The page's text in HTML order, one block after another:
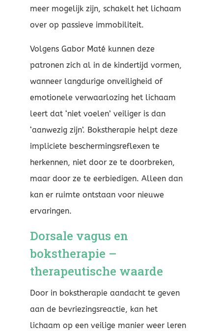
meer mogelijk zijn, schakelt het lichaam
over op passieve immobiliteit.
Volgens Gabor Maté kunnen deze
patronen zich al in de kindertijd vormen,
wanneer langdurige onveiligheid of
emotionele verwaarlozing het lichaam
leert dat ‘niet voelen’ veiliger is dan
‘aanwezig zijn’. Bokstherapie helpt deze
impliciete beschermingsreflexen te
herkennen, niet door ze te doorbreken,
maar door ze te eerbiedigen. Alleen dan
kan er ruimte ontstaan voor nieuwe
ervaringen.
Dorsale vagus en
bokstherapie –
therapeutische waarde
Door in bokstherapie aandacht te geven
aan de bevriezingsreactie, kan het
lichaam op een veilige manier weer leren